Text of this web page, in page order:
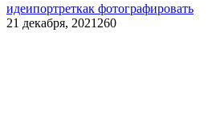
идеипортреткак фотографировать
21 декабря, 2021 260